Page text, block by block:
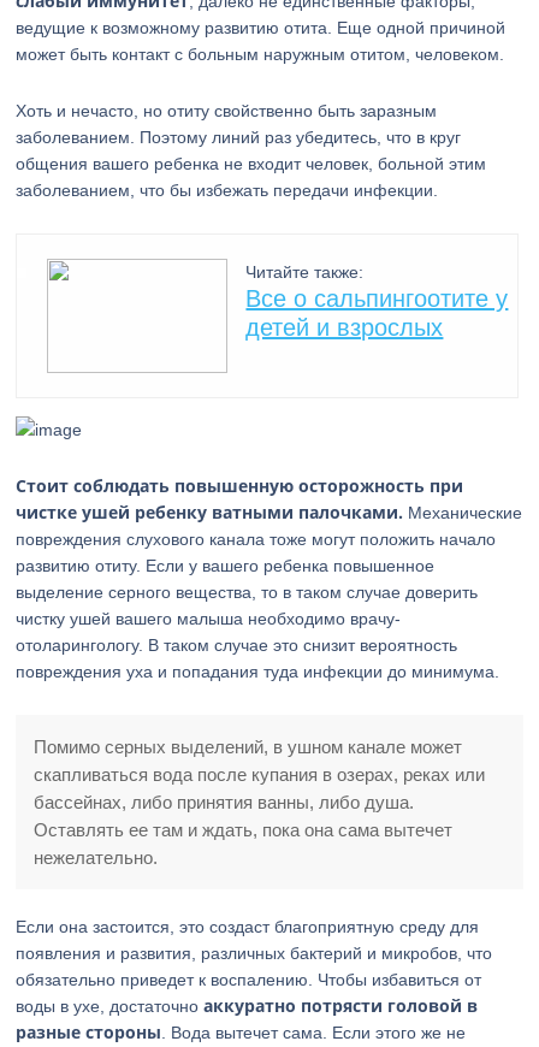
ведущие к возможному развитию отита. Еще одной причиной
может быть контакт с больным наружным отитом, человеком.
Хоть и нечасто, но отиту свойственно быть заразным
заболеванием. Поэтому линий раз убедитесь, что в круг
общения вашего ребенка не входит человек, больной этим
заболеванием, что бы избежать передачи инфекции.
Читайте также:
Все о сальпингоотите у
детей и взрослых
Стоит соблюдать повышенную осторожность при
чистке ушей ребенку ватными палочками. Механические
повреждения слухового канала тоже могут положить начало
развитию отиту. Если у вашего ребенка повышенное
выделение серного вещества, то в таком случае доверить
чистку ушей вашего малыша необходимо врачу-
отоларингологу. В таком случае это снизит вероятность
повреждения уха и попадания туда инфекции до минимума.
Помимо серных выделений, в ушном канале может
скапливаться вода после купания в озерах, реках или
бассейнах, либо принятия ванны, либо душа.
Оставлять ее там и ждать, пока она сама вытечет
нежелательно.
Если она застоится, это создаст благоприятную среду для
появления и развития, различных бактерий и микробов, что
обязательно приведет к воспалению. Чтобы избавиться от
воды в ухе, достаточноаккуратно потрясти головой в
разные стороны . Вода вытечет сама. Если этого же не